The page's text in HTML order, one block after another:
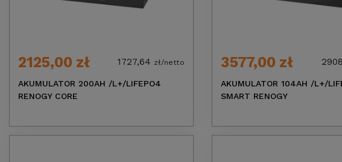
2125,00 zł 1727,64 zł/netto
AKUMULATOR 200AH /L+/LIFEPO4
RENOGY CORE
3577,00 zł
AKUMULATOR 104AH /L+/
SMART RENOGY